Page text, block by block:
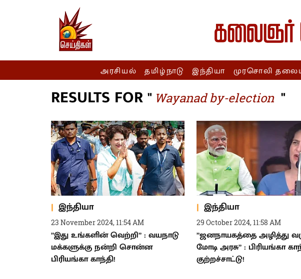
அரசியல் தமிழ்நாடு இந்தியா முரசொலி
RESULTS FOR " Wayanad by-election "
இந்தியா
23 November 2024, 11:54 AM
”இது உங்களின் வெற்றி” : வயநாடு
மக்களுக்கு நன்றி சொன்ன
பிரியங்கா காந்தி!
இந்தியா
29 October 2024, 11:58 AM
”ஜனநாயகத்தை அழித்து
மோடி அரசு” : பிரியங்கா
குற்றச்சாட்டு!